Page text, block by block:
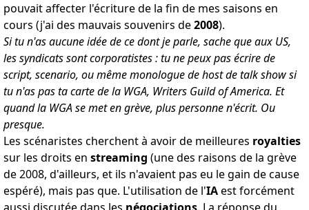
pouvait affecter l'écriture de la fin de mes saisons en
cours (j'ai des mauvais souvenirs de2008).
Si tu n'as aucune idée de ce dont je parle, sache que aux US,
les syndicats sont corporatistes : tu ne peux pas écrire de
script, scenario, ou même monologue de host de talk show si
tu n'as pas ta carte de la WGA, Writers Guild of America. Et
quand la WGA se met en grève, plus personne n'écrit. Ou
presque.
Les scénaristes cherchent à avoir de meilleures royalties
sur les droits en streaming (une des raisons de la grève
de 2008, d'ailleurs, et ils n'avaient pas eu le gain de cause
espéré), mais pas que. L'utilisation de l'IAest forcément